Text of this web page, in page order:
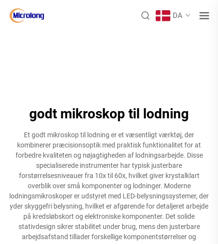
DA
godt mikroskop til lodning
Et godt mikroskop til lodning er et væsentligt værktøj, der
kombinerer præcisionsoptik med praktisk funktionalitet for at
forbedre kvaliteten og nøjagtigheden af lodningsarbejde. Disse
specialiserede instrumenter har typisk justerbare
forstørrelsesniveauer fra 10x til 60x, hvilket giver krystalklart
overblik over små komponenter og lodninger. Moderne
lodningsmikroskoper er udstyret med LED-belysningssystemer, der
yder skyggefri belysning, hvilket er afgørende for detaljeret arbejde
på kredsløbskort og elektroniske komponenter. Det solide
stativdesign sikrer stabilitet under brug, mens den justerbare
arbejdsafstand tillader forskellige komponentstørrelser og